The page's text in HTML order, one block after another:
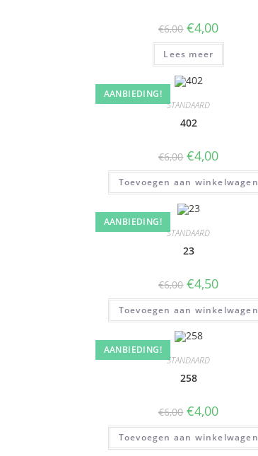
€6,00 €4,00
Lees meer
AANBIEDING!
STANDAARD
402
€6,00 €4,00
Toevoegen aan winkelwagen
AANBIEDING!
STANDAARD
23
€6,00 €4,50
Toevoegen aan winkelwagen
AANBIEDING!
STANDAARD
258
€6,00 €4,00
Toevoegen aan winkelwagen